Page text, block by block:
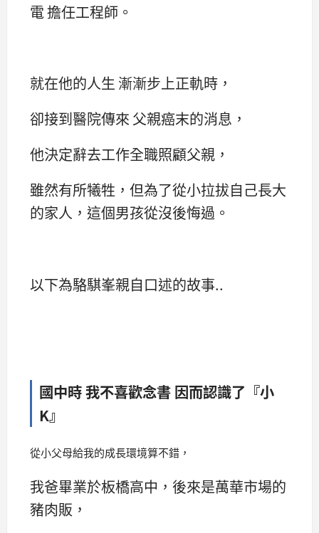
電 擔任工程師。
就在他的人生 漸漸步上正軌時，
卻接到醫院傳來 父親癌末的消息，
他決定辭去工作全職照顧父親，
雖然有所犧牲，但為了從小拉拔自己長大
的家人，這個男孩從沒後悔過。
以下為駱騏峯親自口述的故事..
國中時 我不喜歡念書 因而認識了『小
K』
從小父母給我的成長環境算不錯，
我爸畢業於板橋高中，後來是萬華市場的
豬肉販，